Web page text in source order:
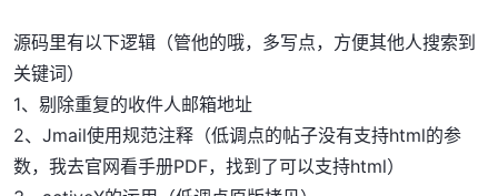
源码里有以下逻辑（管他的哦，多写点，方便其他人搜索到
关键词）
1、剔除重复的收件人邮箱地址
2、Jmail使用规范注释（低调点的帖子没有支持html的参
数，我去官网看手册PDF，找到了可以支持html）